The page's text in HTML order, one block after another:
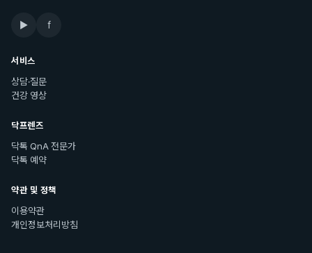
▶ f
서비스
상담·질문
건강 영상
닥프렌즈
닥톡 QnA 전문가
닥톡 예약
약관 및 정책
이용약관
개인정보처리방침